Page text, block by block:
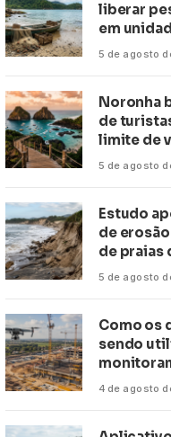
liberar
em
5 de agosto
Noronha
de
limite de
a Anac
5 de agosto
Estudo
de
de praias
paulista
5 de agosto
Como os
sendo
obras de
4 de agosto